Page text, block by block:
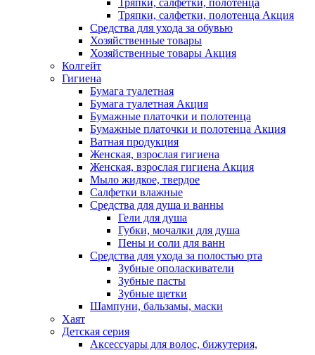
Тряпки, салфетки, полотенца
Тряпки, салфетки, полотенца Акция
Средства для ухода за обувью
Хозяйственные товары
Хозяйственные товары Акция
Колгейт
Гигиена
Бумага туалетная
Бумага туалетная Акция
Бумажные платочки и полотенца
Бумажные платочки и полотенца Акция
Ватная продукция
Женская, взрослая гигиена
Женская, взрослая гигиена Акция
Мыло жидкое, твердое
Салфетки влажные
Средства для душа и ванны
Гели для душа
Губки, мочалки для душа
Пены и соли для ванн
Средства для ухода за полостью рта
Зубные ополаскиватели
Зубные пасты
Зубные щетки
Шампуни, бальзамы, маски
Хаят
Детская серия
Аксессуары для волос, бижутерия,